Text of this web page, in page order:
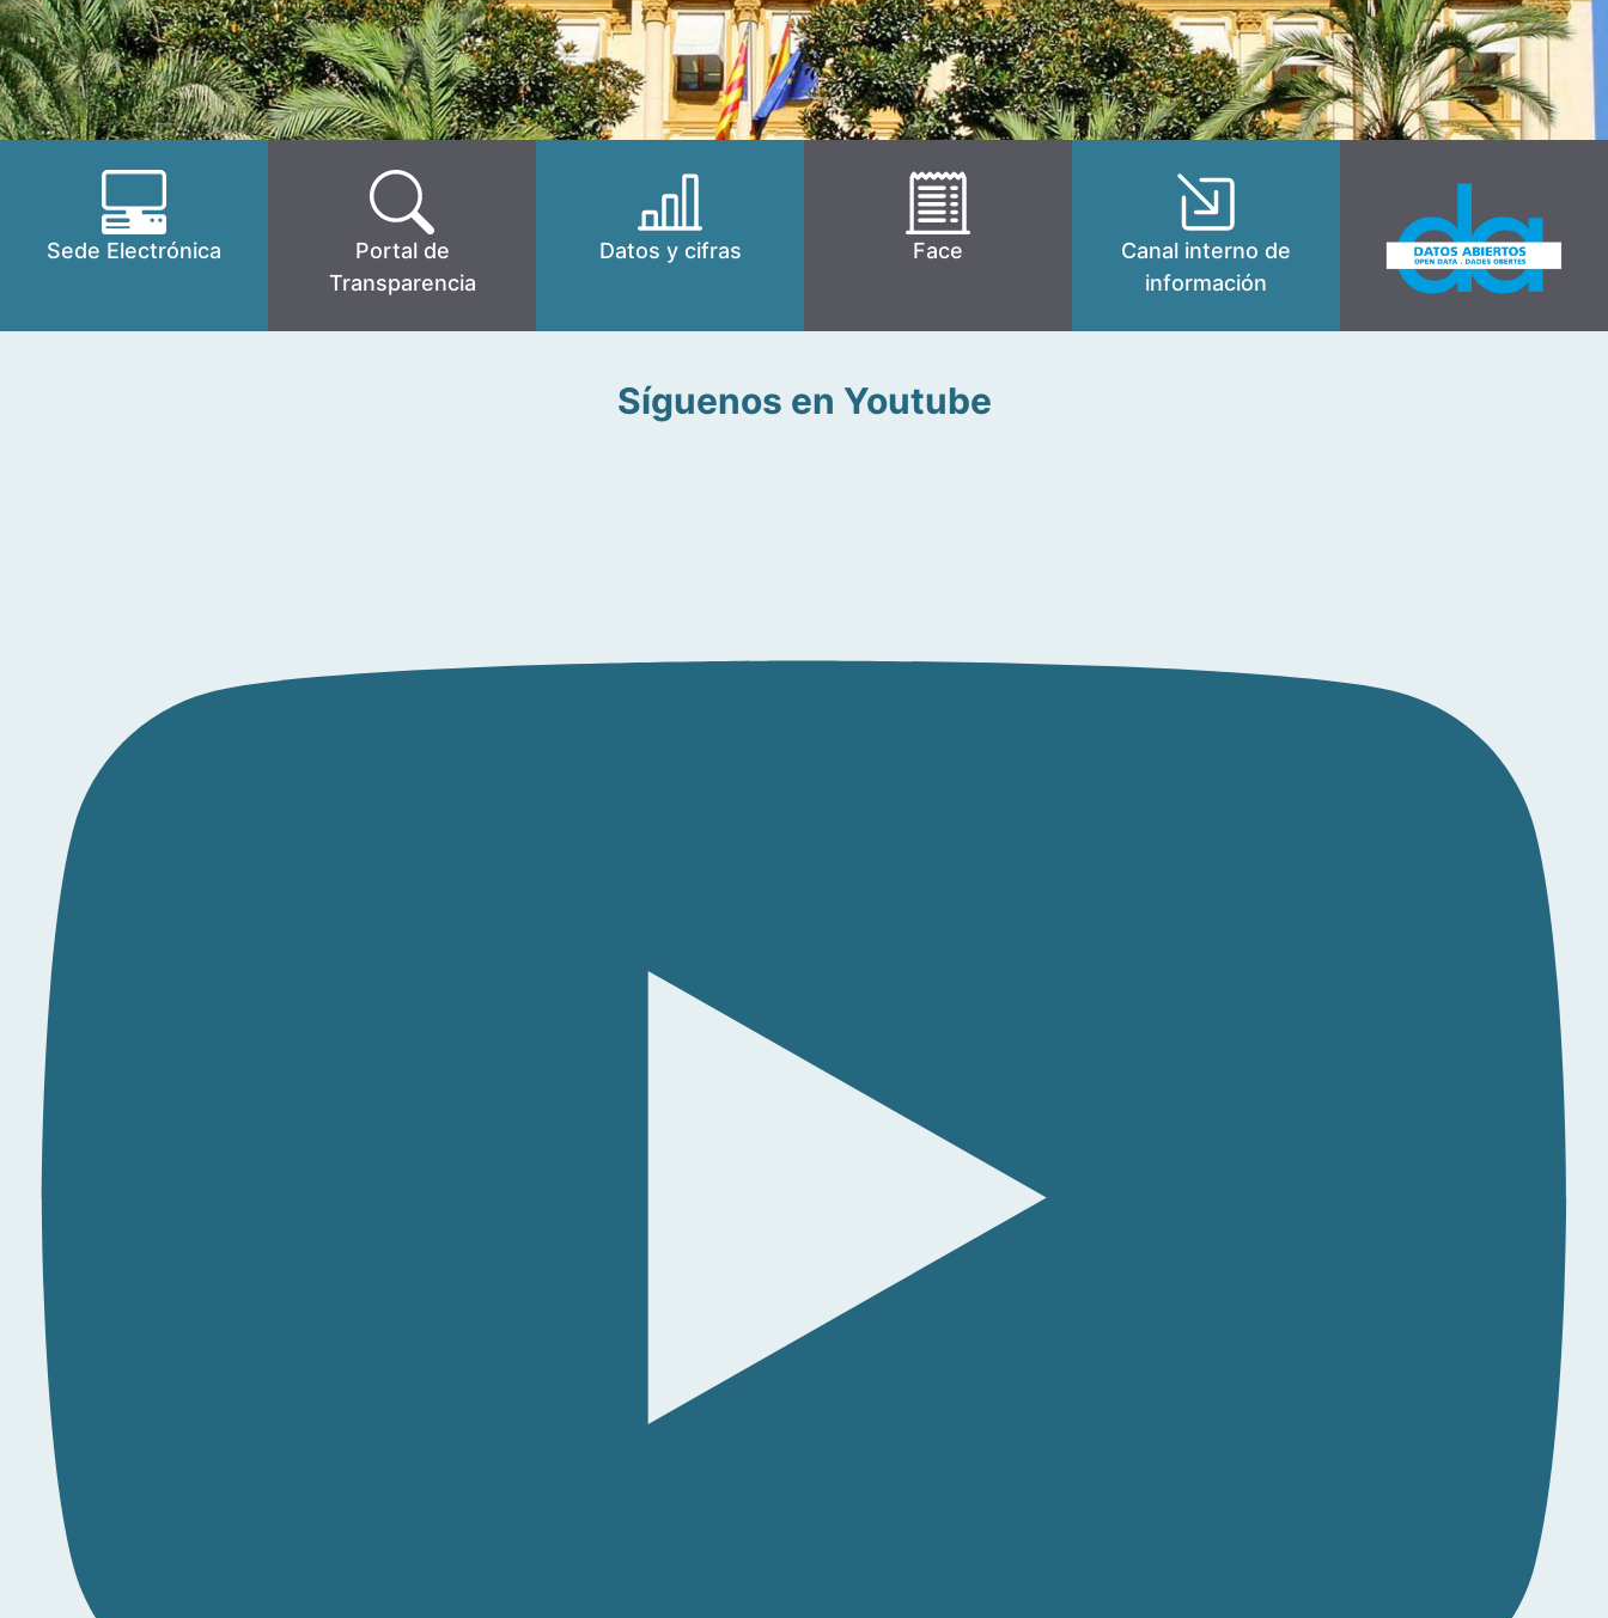
Sede Electrónica
Portal de
Transparencia
Datos y cifras Face
Canal interno de
información
Síguenos en Youtube